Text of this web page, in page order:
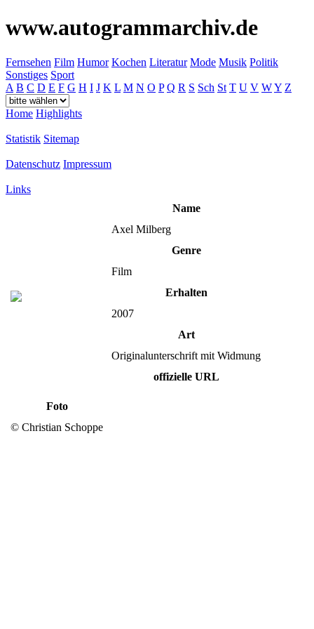
www.autogrammarchiv.de
Fernsehen Film Humor Kochen Literatur Mode Musik Politik
Sonstiges Sport
A B C D E F G H I J K L M N O P Q R S Sch St T U V WY Z
Home Highlights
Statistik Sitemap
Datenschutz Impressum
Links
Name
Axel Milberg
Genre
Film
Erhalten
2007
Art
Originalunterschrift mit Widmung
offizielle URL
Foto
© Christian Schoppe